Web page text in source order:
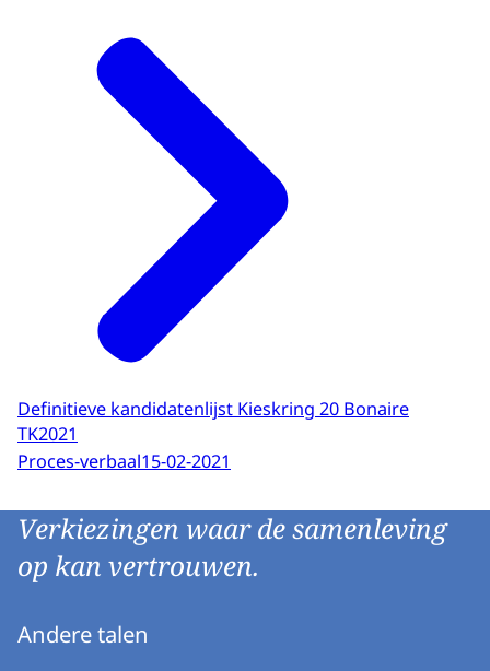
Definitieve kandidatenlijst Kieskring 20 Bonaire
TK2021
Proces-verbaal15-02-2021
Verkiezingen waar de samenleving
op kan vertrouwen.
Andere talen